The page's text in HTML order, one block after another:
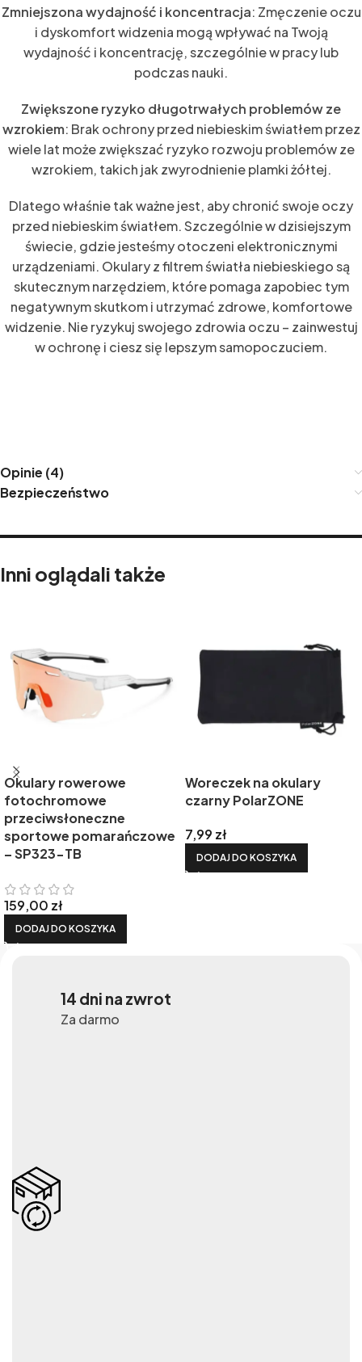
Zmniejszona wydajność i koncentracja: Zmęczenie oczu
i dyskomfort widzenia mogą wpływać na Twoją
wydajność i koncentrację, szczególnie w pracy lub
podczas nauki.
Zwiększone ryzyko długotrwałych problemów ze
wzrokiem: Brak ochrony przed niebieskim światłem przez
wiele lat może zwiększać ryzyko rozwoju problemów ze
wzrokiem, takich jak zwyrodnienie plamki żółtej.
Dlatego właśnie tak ważne jest, aby chronić swoje oczy
przed niebieskim światłem. Szczególnie w dzisiejszym
świecie, gdzie jesteśmy otoczeni elektronicznymi
urządzeniami. Okulary z filtrem światła niebieskiego są
skutecznym narzędziem, które pomaga zapobiec tym
negatywnym skutkom i utrzymać zdrowe, komfortowe
widzenie. Nie ryzykuj swojego zdrowia oczu – zainwestuj
w ochronę i ciesz się lepszym samopoczuciem.
Opinie (4)
Bezpieczeństwo
Inni oglądali także
Okulary rowerowe
fotochromowe
przeciwsłoneczne
sportowe pomarańczowe
– SP323-TB
159,00 zł
DODAJ DO KOSZYKA
Woreczek na okulary
czarny PolarZONE
7,99 zł
DODAJ DO KOSZYKA
14 dni na zwrot
Za darmo